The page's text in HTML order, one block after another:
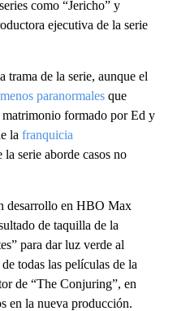
como “Jericho” y
ejecutiva de la serie
trama de la serie, aunque el
paranormales que
formado por Ed y
la franquicia
la serie aborde casos no
desarrollo en HBO Max
de taquilla de la
para dar luz verde al
todas las películas de la
de “The Conjuring”, en
en la nueva producción.